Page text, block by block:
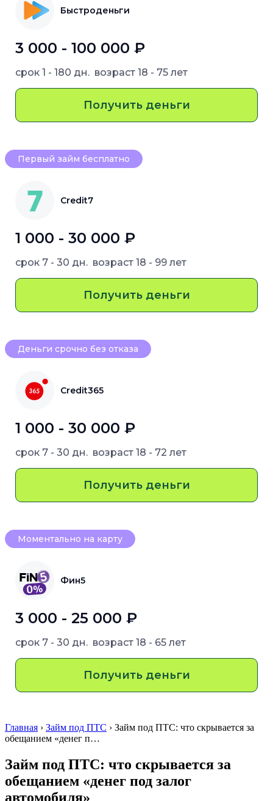
Быстроденьги
3 000 - 100 000 ₽
срок 1 - 180 дн. возраст 18 - 75 лет
Получить деньги
Первый займ бесплатно
Credit7
1 000 - 30 000 ₽
срок 7 - 30 дн. возраст 18 - 99 лет
Получить деньги
Деньги срочно без отказа
Credit365
1 000 - 30 000 ₽
срок 7 - 30 дн. возраст 18 - 72 лет
Получить деньги
Моментально на карту
Фин5
3 000 - 25 000 ₽
срок 7 - 30 дн. возраст 18 - 65 лет
Получить деньги
Главная › Займ под ПТС › Займ под ПТС: что скрывается за
обещанием «денег п…
Займ под ПТС: что скрывается за
обещанием «денег под залог
автомобиля»